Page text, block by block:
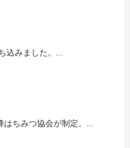
込みました。...
ちみつ協会が制定。...